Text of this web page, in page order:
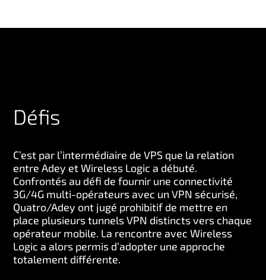
Défis
C’est par l’intermédiaire de VPS que la relation
entre Adey et Wireless Logic a débuté.
Confrontés au défi de fournir une connectivité
3G/4G multi-opérateurs avec un VPN sécurisé,
Quatro/Adey ont jugé prohibitif de mettre en
place plusieurs tunnels VPN distincts vers chaque
opérateur mobile. La rencontre avec Wireless
Logic a alors permis d’adopter une approche
totalement différente.